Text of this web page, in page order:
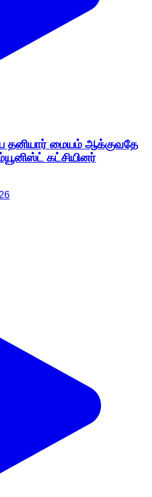
தனியார் மையம் ஆக்குவதே
கட்சியினர்